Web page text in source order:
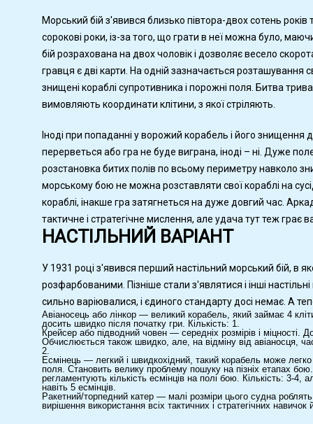
Морський бій з'явився близько півтора-двох сотень
сорокові роки, із-за того, що грати в неї можна було,
бій розрахована на двох чоловік і дозволяє весело
гравця є дві карти. На одній зазначається розташування
знищені кораблі супротивника і порожні поля. Битва
вимовляють координати клітини, з якої стріляють.
Іноді при попаданні у ворожий корабель і його
перерветься або гра не буде виграна, іноді – ні. Дуже
розстановка битих полів по всьому периметру навколо
морському бою не можна розставляти свої кораблі на
кораблі, інакше гра затягнеться на дуже довгий час.
тактичне і стратегічне мислення, але удача тут теж грає
НАСТІЛЬНИЙ ВАРІАНТ
У 1931 році з'явився перший настільний морський бій, в
розфарбованими. Пізніше стали з'являтися і інші настільні
сильно варіювалися, і єдиного стандарту досі немає. А
Авіаносець або лінкор — великий корабель, який займає 4
досить швидко після початку гри. Кількість: 1.
Крейсер або підводний човен — середніх розмірів і
Обчислюється також швидко, але, на відміну від авіаносця,
2.
Есмінець — легкий і швидкохідний, такий корабель може легко
поля. Становить велику проблему пошуку на пізніх етапах
регламентують кількість есмінців на полі бою. Кількість: 3-4,
навіть 5 есмінців.
Ракетний/торпедний катер — малі розміри цього судна
вирішення використання всіх тактичних і стратегічних